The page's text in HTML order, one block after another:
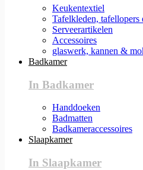
Keukentextiel
Tafelkleden, tafellopers
Serveerartikelen
Accessoires
glaswerk, kannen &
Badkamer
In Badkamer
Handdoeken
Badmatten
Badkameraccessoires
Slaapkamer
In Slaapkamer